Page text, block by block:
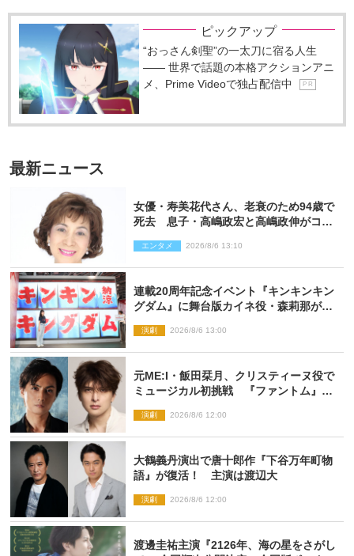
ピックアップ
“おっさん剣聖”の一太刀に宿る人生
―― 世界で話題の本格アクションアニ
メ、Prime Videoで独占配信中
P R
最新ニュース
女優・寿美花代さん、老衰のため94歳で
死去 息子・高嶋政宏と高嶋政伸がコメ
優しい母でした」
エンタメ 2026/8/6 13:10
連載20周年記念イベント『キンキンキン
グダム』に舞台版カイネ役・森莉那が潜
演劇 2026/8/6 13:00
元ME:I・飯田栞月、クリスティーヌ役で
ミュージカル初挑戦 『ファントム』
演劇 2026/8/6 12:00
大鶴義丹演出で唐十郎作『下谷万年町物
語』が復活！ 主演は渡辺大
演劇 2026/8/6 12:00
渡邊圭祐主演『2126年、海の星をさがし